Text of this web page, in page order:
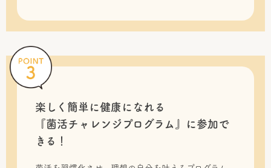
楽しく簡単に健康になれる
『菌活チャレンジプログラム』に 参加で
きる！